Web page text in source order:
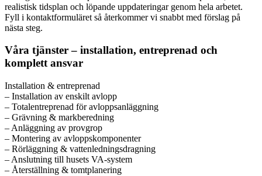
realistisk tidsplan och löpande uppdateringar genom hela arbetet.
Fyll i kontaktformuläret så återkommer vi snabbt med förslag på
nästa steg.
Våra tjänster – installation, entreprenad och
komplett ansvar
Installation & entreprenad
– Installation av enskilt avlopp
– Totalentreprenad för avloppsanläggning
– Grävning & markberedning
– Anläggning av provgrop
– Montering av avloppskomponenter
– Rörläggning & vattenledningsdragning
– Anslutning till husets VA-system
– Återställning & tomtplanering